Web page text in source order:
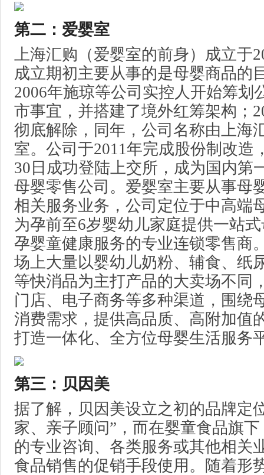
第二：爱婴室
上海汇购（爱婴室的前身）成立于
成立期初主要从事的是母婴商品的
2006年施琼等公司实控人开始筹划
市事宜，并搭建了境外红筹架构；
彻底解除，同年，公司名称由上海
室。公司于2011年完成股份制改造
30日成功登陆上交所，成为国内第
母婴零售公司。爱婴室主要从事母
相关服务业务，公司定位于中高端
为孕前至6岁婴幼儿家庭提供一站
孕婴童健康服务的专业连锁零售商
场上大量以婴幼儿奶粉、辅食、纸
等快消品为主打产品的大卖场不同
门店、电子商务等多种渠道，围绕
消费需求，提供高品质、高附加值
打造一体化、全方位母婴生活服务
第三：贝因美
据了解，贝因美设立之初的品牌定
家、亲子顾问”，而在婴童食品旗
的专业咨询、各类服务或其他相关
食品销售的促销手段使用。随着形